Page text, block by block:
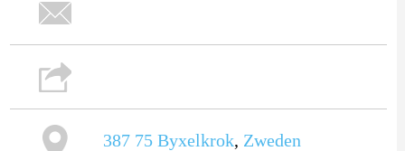
387 75 Byxelkrok, Zweden